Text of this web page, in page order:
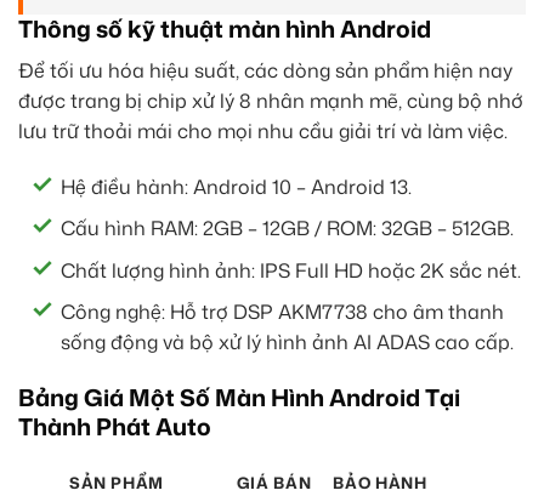
Thông số kỹ thuật màn hình Android
Để tối ưu hóa hiệu suất, các dòng sản phẩm hiện nay
được trang bị chip xử lý 8 nhân mạnh mẽ, cùng bộ nhớ
lưu trữ thoải mái cho mọi nhu cầu giải trí và làm việc.
Hệ điều hành: Android 10 – Android 13.
Cấu hình RAM: 2GB – 12GB / ROM: 32GB – 512GB.
Chất lượng hình ảnh: IPS Full HD hoặc 2K sắc nét.
Công nghệ: Hỗ trợ DSP AKM7738 cho âm thanh
sống động và bộ xử lý hình ảnh AI ADAS cao cấp.
Bảng Giá Một Số Màn Hình Android Tại
Thành Phát Auto
SẢN PHẨM GIÁ BÁN BẢO HÀNH